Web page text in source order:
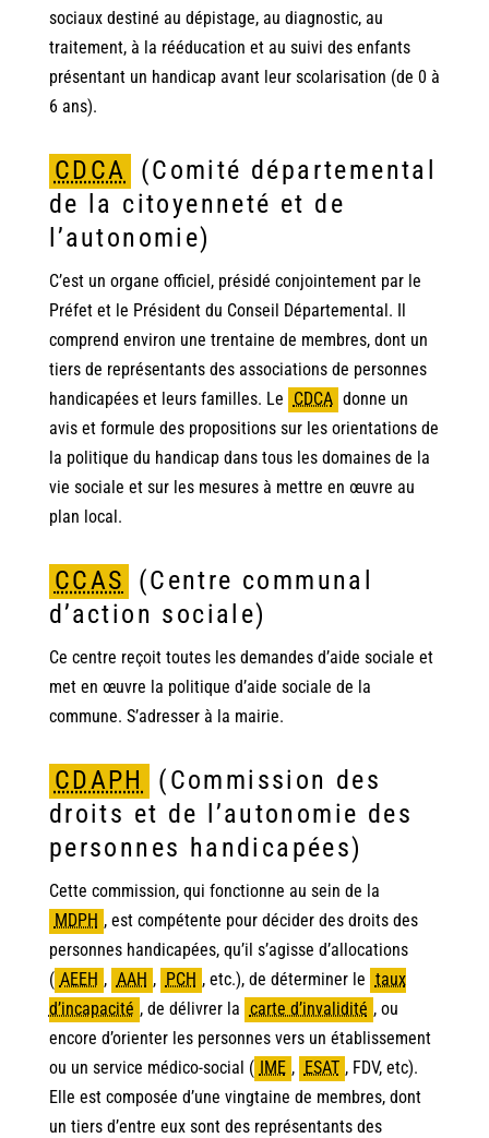
sociaux destiné au dépistage, au diagnostic, au
traitement, à la rééducation et au suivi des enfants
présentant un handicap avant leur scolarisation (de 0 à
6 ans).
CDCA
(Comité départemental
de la citoyenneté et de
l’autonomie)
C’est un organe officiel, présidé conjointement par le
Préfet et le Président du Conseil Départemental. Il
comprend environ une trentaine de membres, dont un
tiers de représentants des associations de personnes
handicapées et leurs familles. Le CDCA donne un
avis et formule des propositions sur les orientations de
la politique du handicap dans tous les domaines de la
vie sociale et sur les mesures à mettre en œuvre au
plan local.
CCAS
(Centre communal
d’action sociale)
Ce centre reçoit toutes les demandes d’aide sociale et
met en œuvre la politique d’aide sociale de la
commune. S’adresser à la mairie.
CDAPH
(Commission des
droits et de l’autonomie des
personnes handicapées)
Cette commission, qui fonctionne au sein de la
MDPH ,est compétente pour décider des droits des
personnes handicapées, qu’il s’agisse d’allocations
( AEEH , AAH , PCH ,etc.), de déterminer le taux
d’incapacité ,de délivrer la carte d’invalidité ,ou
encore d’orienter les personnes vers un établissement
ou un service médico-social ( IME , ESAT ,FDV, etc).
Elle est composée d’une vingtaine de membres, dont
un tiers d’entre eux sont des représentants des